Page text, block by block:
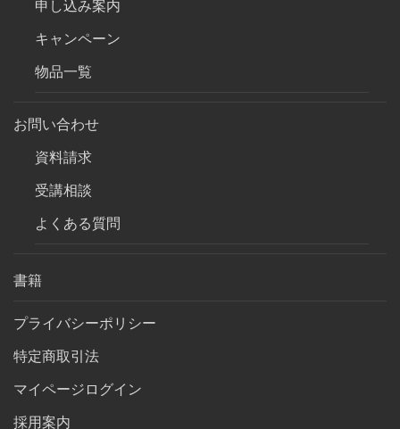
申し込み案内
キャンペーン
物品一覧
お問い合わせ
資料請求
受講相談
よくある質問
書籍
プライバシーポリシー
特定商取引法
マイページログイン
採用案内